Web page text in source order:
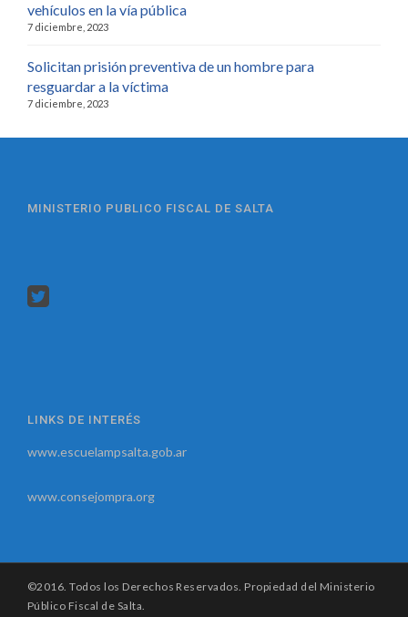
vehículos en la vía pública
7 diciembre, 2023
Solicitan prisión preventiva de un hombre para
resguardar a la víctima
7 diciembre, 2023
MINISTERIO PUBLICO FISCAL DE SALTA
LINKS DE INTERÉS
www.escuelampsalta.gob.ar
www.consejompra.org
©2016. Todos los Derechos Reservados. Propiedad del Ministerio
Público Fiscal de Salta.